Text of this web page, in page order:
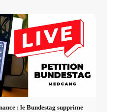
: le Bundestag supprime